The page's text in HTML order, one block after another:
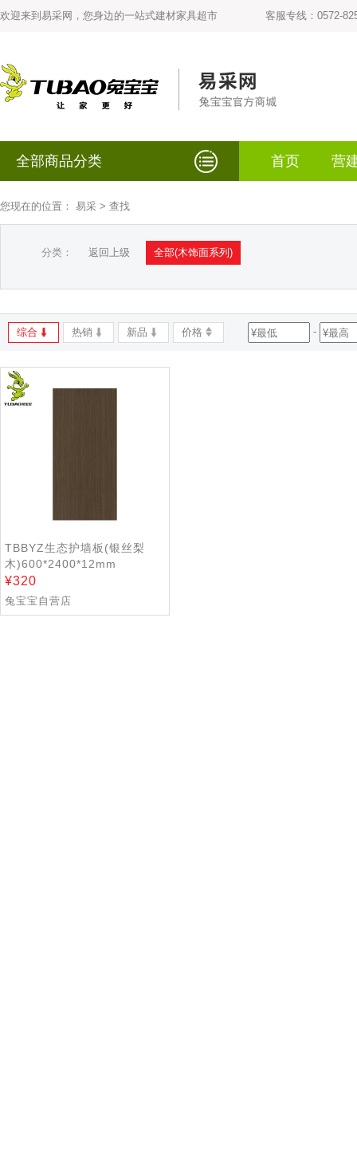
欢迎来到易采网，您身边的一站式建材家具超市 客服专线：0572-
全部商品分类 首页 营
您现在的位置： 易采 > 查找
分类： 返回上级 全部(木饰面系列)
综合 热销 新品 价格 -
TBBYZ生态护墙板(银丝梨
木)600*2400*12mm
320
兔宝宝自营店